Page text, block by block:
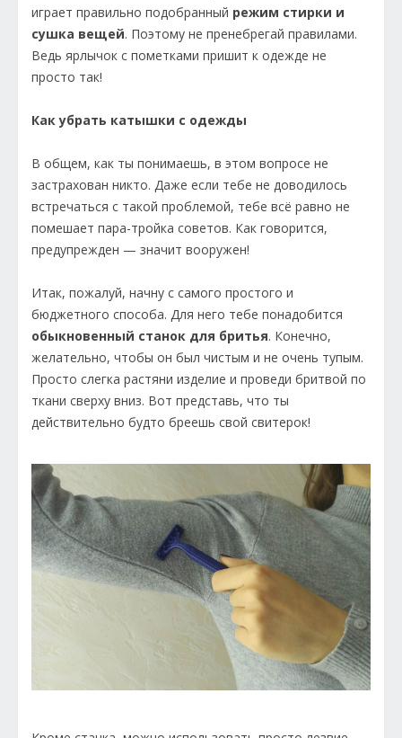
играет правильно подобранный режим стирки и
сушка вещей. Поэтому не пренебрегай правилами.
Ведь ярлычок с пометками пришит к одежде не
просто так!
Как убрать катышки с одежды
В общем, как ты понимаешь, в этом вопросе не
застрахован никто. Даже если тебе не доводилось
встречаться с такой проблемой, тебе всё равно не
помешает пара-тройка советов. Как говорится,
предупрежден — значит вооружен!
Итак, пожалуй, начну с самого простого и
бюджетного способа. Для него тебе понадобится
обыкновенный станок для бритья. Конечно,
желательно, чтобы он был чистым и не очень тупым.
Просто слегка растяни изделие и проведи бритвой по
ткани сверху вниз. Вот представь, что ты
действительно будто бреешь свой свитерок!